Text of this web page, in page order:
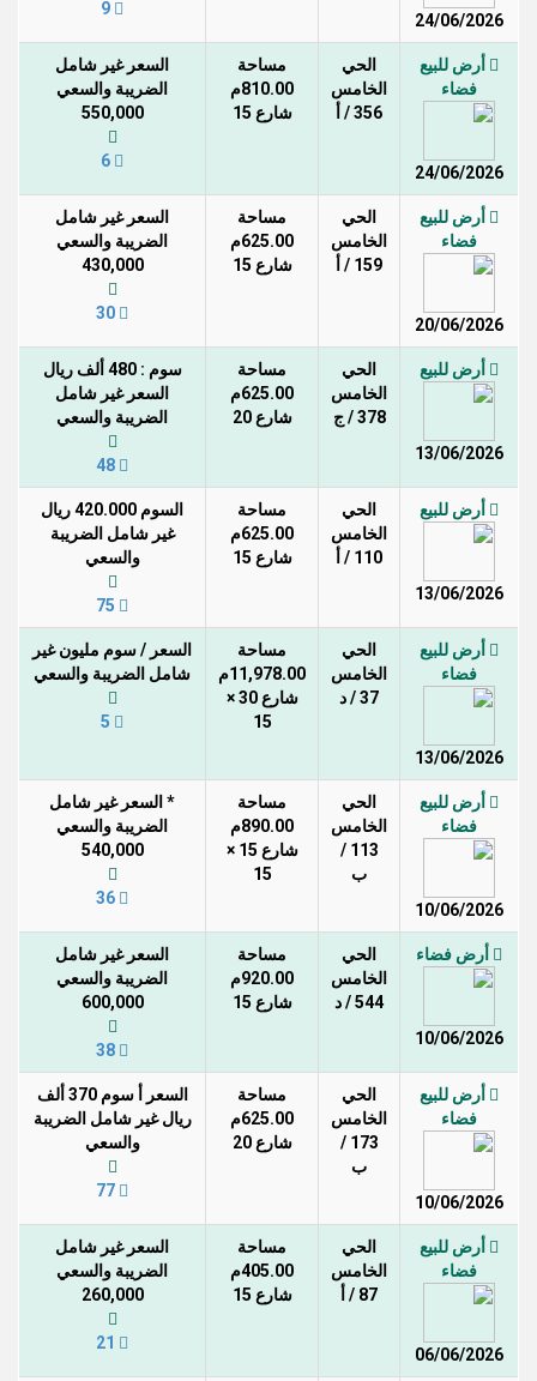
24/06/2026
أرض للبيع
فضاء
24/06/2026
الحي
الخامس
356 / أ
مساحة
810.00م
شارع 15
السعر غير شامل
الضريبة والسعي
550,000
أرض للبيع
فضاء
20/06/2026
الحي
الخامس
159 / أ
مساحة
625.00م
شارع 15
السعر غير شامل
الضريبة والسعي
430,000
أرض للبيع
13/06/2026
الحي
الخامس
378 / ج
مساحة
625.00م
شارع 20
سوم : 480 ألف ريال
السعر غير شامل
الضريبة والسعي
أرض للبيع
13/06/2026
الحي
الخامس
110 / أ
مساحة
625.00م
شارع 15
السوم 420.000 ريال
غير شامل الضريبة
والسعي
أرض للبيع
فضاء
13/06/2026
الحي
الخامس
37 / د
مساحة
11,978.00م
شارع 30 ×
15
السعر / سوم مليون غير
شامل الضريبة والسعي
أرض للبيع
فضاء
10/06/2026
الحي
الخامس
113 /
ب
مساحة
890.00م
شارع 15 ×
15
* السعر غير شامل
الضريبة والسعي
540,000
أرض فضاء
10/06/2026
الحي
الخامس
544 / د
مساحة
920.00م
شارع 15
السعر غير شامل
الضريبة والسعي
600,000
أرض للبيع
فضاء
10/06/2026
الحي
الخامس
173 /
ب
مساحة
625.00م
شارع 20
السعر أ سوم 370 ألف
ريال غير شامل الضريبة
والسعي
أرض للبيع
فضاء
06/06/2026
الحي
الخامس
87 / أ
مساحة
405.00م
شارع 15
السعر غير شامل
الضريبة والسعي
260,000